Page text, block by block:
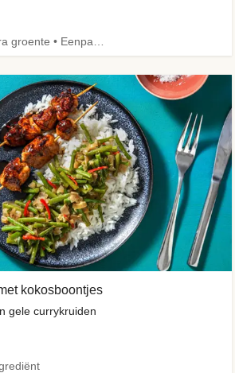
kokosboontjes
gele currykruiden